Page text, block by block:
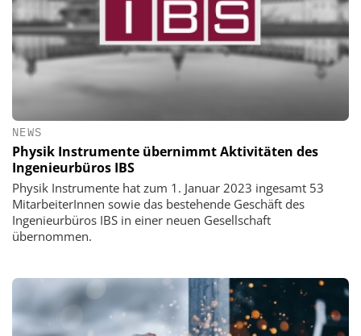
NEWS
Physik Instrumente übernimmt Aktivitäten des
Ingenieurbüros IBS
Physik Instrumente hat zum 1. Januar 2023 ingesamt 53
MitarbeiterInnen sowie das bestehende Geschäft des
Ingenieurbüros IBS in einer neuen Gesellschaft
übernommen.